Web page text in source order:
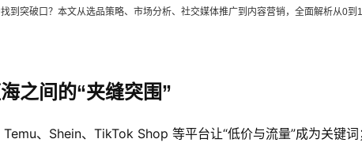
到突破口？本文从选品策略、市场分析、社交媒体推广到内容营销，全面解析从0到
之间的“夹缝突围”
、Shein、TikTok Shop 等平台让“低价与流量”成为关键词